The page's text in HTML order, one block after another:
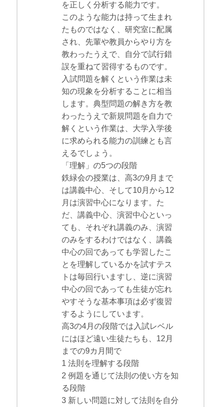
を正しく分析する能力です。
このような能力は持って生まれ
たものではなく、研究室に配属
され、先輩や教員からやり方を
教わったうえで、自分で試行錯
誤を重ねて習得するものです。
入試問題を解くという作業は未
知の現象を分析することに相当
します。典型問題の解き方を教
わったうえで新規問題を自力で
解くという作業は、大学入学後
に求められる能力の訓練とも言
えるでしょう。
「理解」の5つの段階
鉄緑会の授業は、高3の9月まで
は講義中心、そして10月から12
月は演習中心になります。た
だ、講義中心、演習中心といっ
ても、それぞれ講義のみ、演習
のみをするわけではなく、講義
中心の回であっても学習したこ
とを理解しているかを試すテス
トは毎回行いますし、逆に演習
中心の回であっても生徒が忘れ
やすそうな基本事項は必ず復習
するようにしています。
高3の4月の段階では入試レベル
にはほど遠い生徒たちも、12月
までの9カ月間で
1 法則を理解する段階
2 例題を通じて法則の使い方を知
る段階
3 新しい問題に対して法則を自分